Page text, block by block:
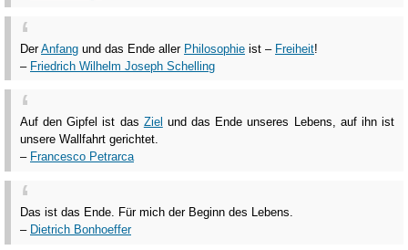
DerAnfang und das Ende aller Philosophie ist – Freiheit!
– Friedrich Wilhelm Joseph Schelling
Auf den Gipfel ist das Ziel und das Ende unseres Lebens, auf ihn ist
unsere Wallfahrt gerichtet.
– Francesco Petrarca
Das ist das Ende. Für mich der Beginn des Lebens.
– Dietrich Bonhoeffer